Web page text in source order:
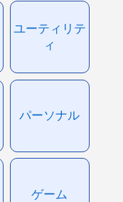
ユーティリテ
ィ
パーソナル
ゲーム